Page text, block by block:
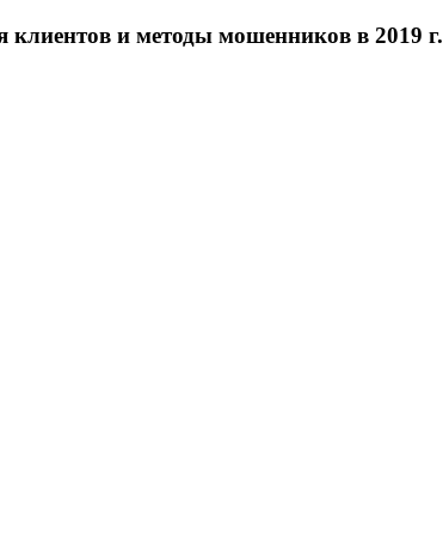
клиентов и методы мошенников в 2019 г.